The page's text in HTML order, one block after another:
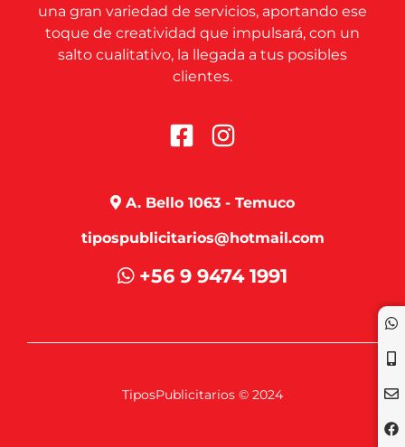
una gran variedad de servicios, aportando ese
toque de creatividad que impulsará, con un
salto cualitativo, la llegada a tus posibles
clientes.
A. Bello 1063 - Temuco
tipospublicitarios@hotmail.com
+56 9 9474 1991
TiposPublicitarios © 2024